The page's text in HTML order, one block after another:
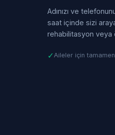
Adınızı ve
saat içinde sizi
rehabilitasyon veya
✓Aileler için